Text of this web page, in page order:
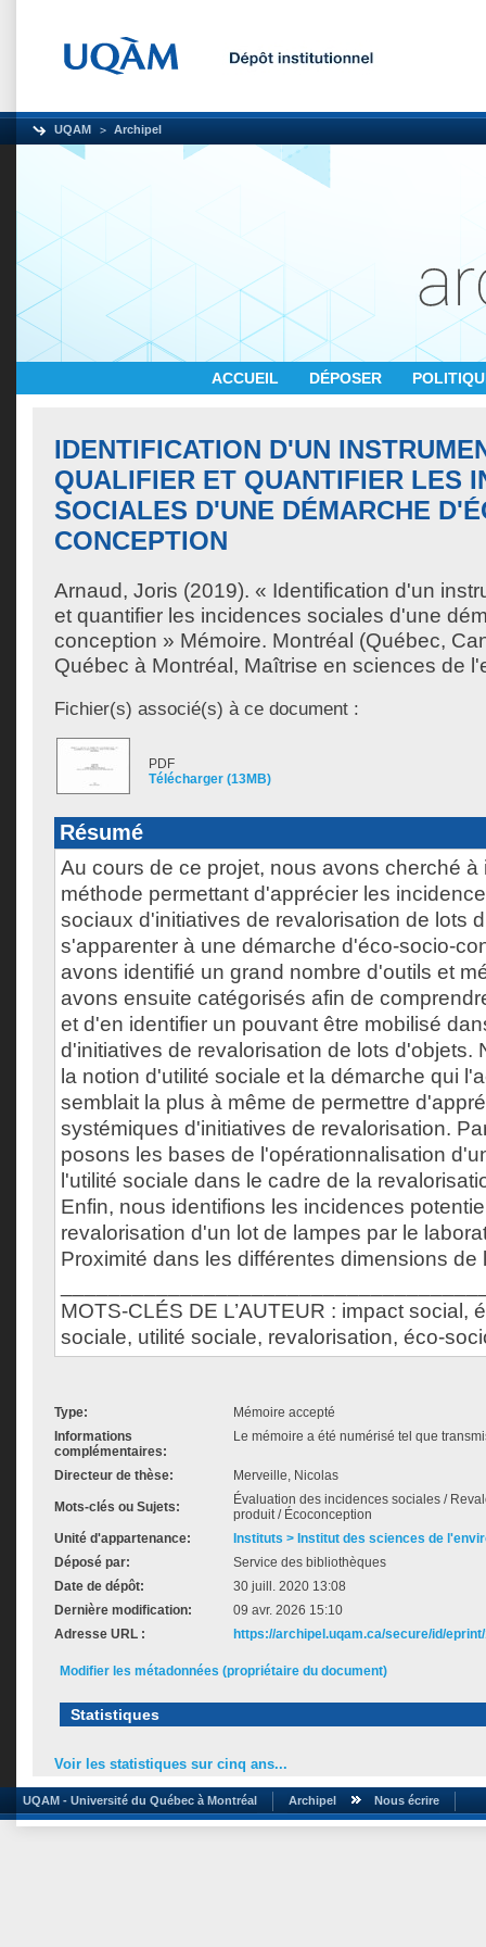
UQAM Archipel
ACCUEIL DÉPOSER
IDENTIFICATION D'UN
QUALIFIER ET QUANTIFIER LES
SOCIALES D'UNE DÉMARCHE
CONCEPTION
Arnaud, Joris (2019). « Identification d'un
et quantifier les incidences sociales d'une
conception » Mémoire. Montréal (Québec,
Québec à Montréal, Maîtrise en sciences de
Fichier(s) associé(s) à ce document :
PDF
Télécharger (13MB)
Résumé
Au cours de ce projet, nous avons cherché à
méthode permettant d'apprécier les
sociaux d'initiatives de revalorisation de lots
s'apparenter à une démarche d'éco-socio-
avons identifié un grand nombre d'outils et
avons ensuite catégorisés afin de
et d'en identifier un pouvant être mobilisé
d'initiatives de revalorisation de lots d'objets.
la notion d'utilité sociale et la démarche qui
semblait la plus à même de permettre
systémiques d'initiatives de revalorisation.
posons les bases de l'opérationnalisation
l'utilité sociale dans le cadre de la
Enfin, nous identifions les incidences
revalorisation d'un lot de lampes par le
Proximité dans les différentes dimensions de
MOTS-CLÉS DE L’AUTEUR : impact social,
sociale, utilité sociale, revalorisation, éco-
Type:
Mémoire accepté
Informations
complémentaires:
Le mémoire a été numérisé tel que
Directeur de thèse: Merveille, Nicolas
Mots-clés ou Sujets:
Évaluation des incidences sociales /
produit / Écoconception
Unité d'appartenance:
Instituts > Institut des sciences de
Déposé par:
Service des bibliothèques
Date de dépôt:
30 juill. 2020 13:08
Dernière modification:
09 avr. 2026 15:10
Adresse URL :
https://archipel.uqam.ca/secure/id/
Modifier les métadonnées (propriétaire du document)
Statistiques
Voir les statistiques sur cinq ans...
UQAM - Université du Québec à Montréal Archipel Nous écrire